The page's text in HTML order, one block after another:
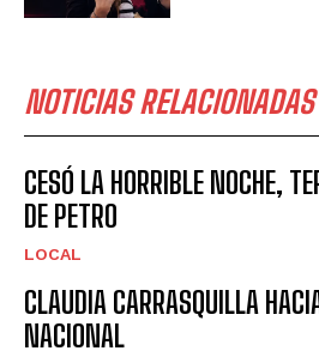
NOTICIAS RELACIONADAS
CESÓ LA HORRIBLE NOCHE,
DE PETRO
LOCAL
CLAUDIA CARRASQUILLA
NACIONAL